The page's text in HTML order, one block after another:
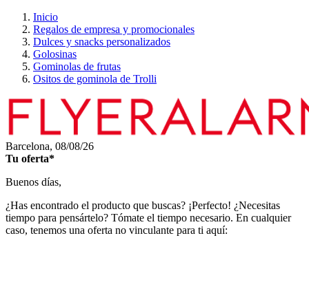
Inicio
Regalos de empresa y promocionales
Dulces y snacks personalizados
Golosinas
Gominolas de frutas
Ositos de gominola de Trolli
Barcelona, 08/08/26
Tu oferta*
Buenos días,
¿Has encontrado el producto que buscas? ¡Perfecto! ¿Necesitas
tiempo para pensártelo? Tómate el tiempo necesario. En cualquier
caso, tenemos una oferta no vinculante para ti aquí: